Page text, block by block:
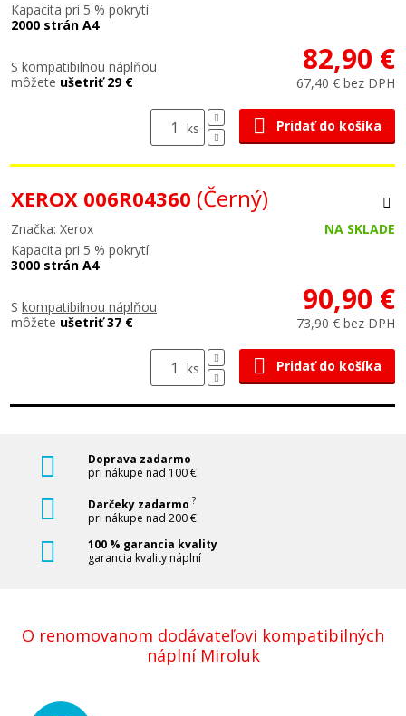
Kapacita pri 5 % pokrytí
2000 strán A4
S kompatibilnou náplňou
môžete ušetriť 29 €
82,90 €
67,40 € bez DPH
ks Pridať do košíka
XEROX 006R04360 (Černý)
Značka: Xerox
NA SKLADE
Kapacita pri 5 % pokrytí
3000 strán A4
S kompatibilnou náplňou
môžete ušetriť 37 €
90,90 €
73,90 € bez DPH
ks Pridať do košíka
Doprava zadarmo
pri nákupe nad 100 €
Darčeky zadarmo ?
pri nákupe nad 200 €
100 % garancia kvality
garancia kvality náplní
O renomovanom dodávateľovi kompatibilných
náplní Miroluk